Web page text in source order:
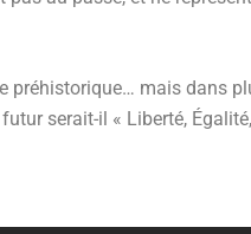
préhistorique… mais dans
serait-il « Liberté,